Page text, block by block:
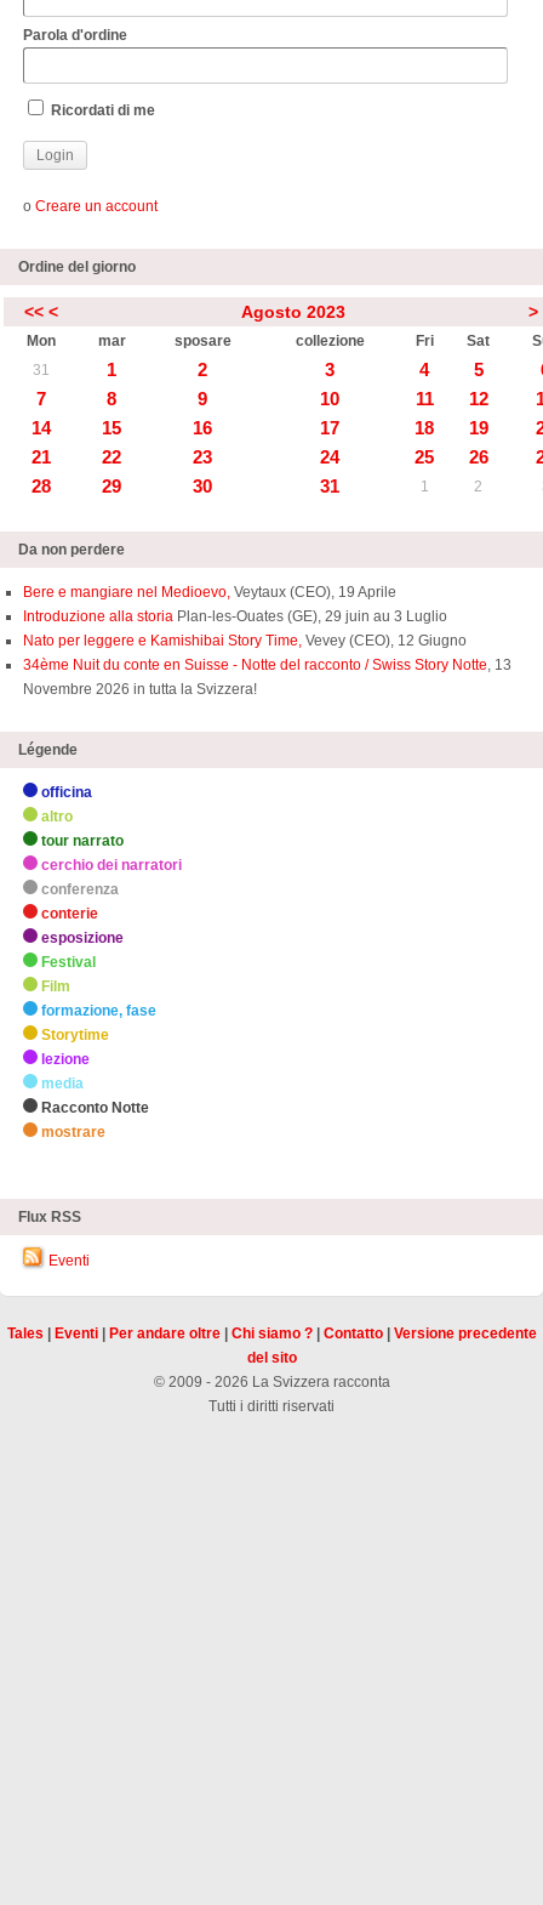
Parola d'ordine
Ricordati di me
o Creare un account
Ordine del giorno
<< < Agosto 2023 >
Mon mar sposare collezione Fri Sat
31
1 2 3 4 5
7
8 9 10 11 12
14
15 16 17 18 19
21
22 23 24 25 26
28
29 30 31 1 2
Da non perdere
Bere e mangiare nel Medioevo, Veytaux (CEO), 19 Aprile
Introduzione alla storia Plan-les-Ouates (GE), 29 juin au 3 Luglio
Nato per leggere e Kamishibai Story Time, Vevey (CEO), 12 Giugno
34ème Nuit du conte en Suisse - Notte del racconto / Swiss Story Notte, 13
Novembre 2026 in tutta la Svizzera!
Légende
officina
altro
tour narrato
cerchio dei narratori
conferenza
conterie
esposizione
Festival
Film
formazione, fase
Storytime
lezione
media
Racconto Notte
mostrare
Flux RSS
Eventi
Tales Eventi| Per andare oltre| Chi siamo ?| Contatto| Versione precedente
del sito
© 2009 - 2026 La Svizzera racconta
Tutti i diritti riservati